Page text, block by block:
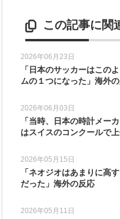
この記事に関
2026年06月23日
「日本のサッカーはこの
ムの１つになった」海外
2026年06月03日
「当時、日本の時計メー
はスイスのコンクールで
2026年05月15日
「ネオジオはあまりに高
だった」海外の反応
2026年05月11日